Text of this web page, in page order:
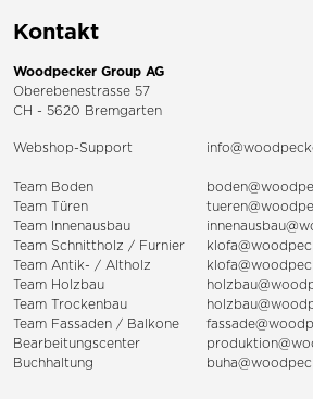
Kontakt
Woodpecker Group AG
Oberebenestrasse 57
CH - 5620 Bremgarten
Webshop-Support
Team Boden
Team Türen
Team Innenausbau
Team Schnittholz / Furnier
Team Antik- / Altholz
Team Holzbau
Team Trockenbau
Team Fassaden / Balkone
Bearbeitungscenter
Buchhaltung